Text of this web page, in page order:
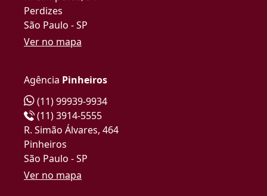
Perdizes
São Paulo - SP
Ver no mapa
Agência Pinheiros
(11) 99939-9934
(11) 3914-5555
R. Simão Álvares, 464
Pinheiros
São Paulo - SP
Ver no mapa